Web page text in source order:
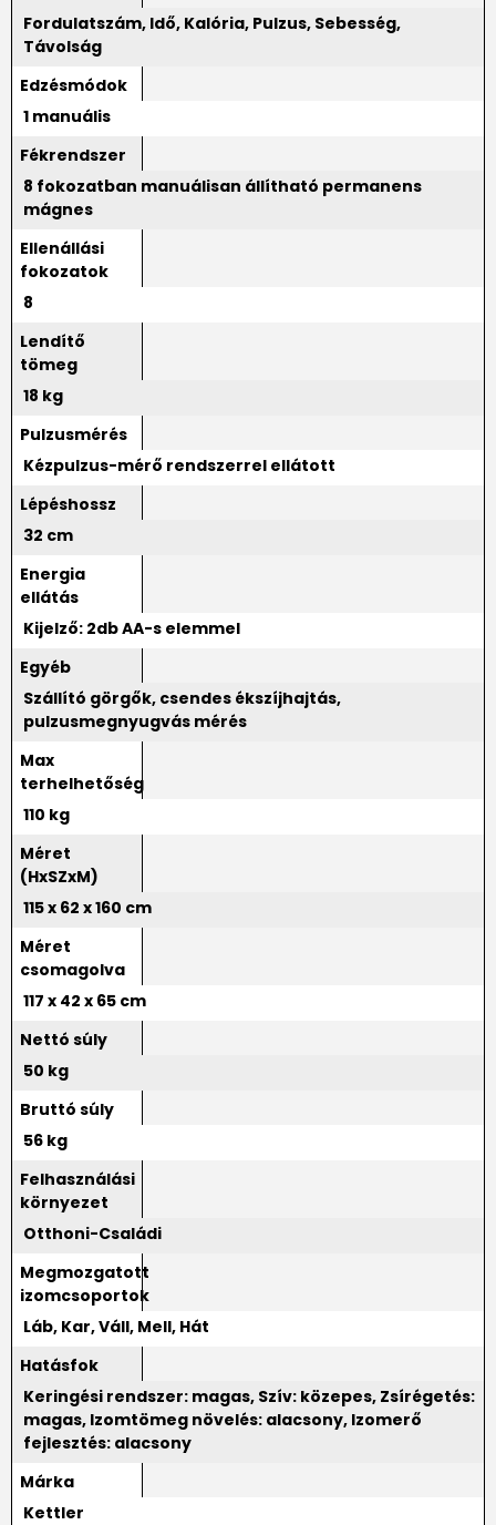
Fordulatszám, Idő, Kalória, Pulzus, Sebesség,
Távolság
Edzésmódok
1 manuális
Fékrendszer
8 fokozatban manuálisan állítható permanens
mágnes
Ellenállási
fokozatok
8
Lendítő
tömeg
18 kg
Pulzusmérés
Kézpulzus-mérő rendszerrel ellátott
Lépéshossz
32 cm
Energia
ellátás
Kijelző: 2db AA-s elemmel
Egyéb
Szállító görgők, csendes ékszíjhajtás,
pulzusmegnyugvás mérés
Max
terhelhetőség
110 kg
Méret
(HxSZxM)
115 x 62 x 160 cm
Méret
csomagolva
117 x 42 x 65 cm
Nettó súly
50 kg
Bruttó súly
56 kg
Felhasználási
környezet
Otthoni-Családi
Megmozgatott
izomcsoportok
Láb, Kar, Váll, Mell, Hát
Hatásfok
Keringési rendszer: magas, Szív: közepes, Zsírégetés:
magas, Izomtömeg növelés: alacsony, Izomerő
fejlesztés: alacsony
Márka
Kettler